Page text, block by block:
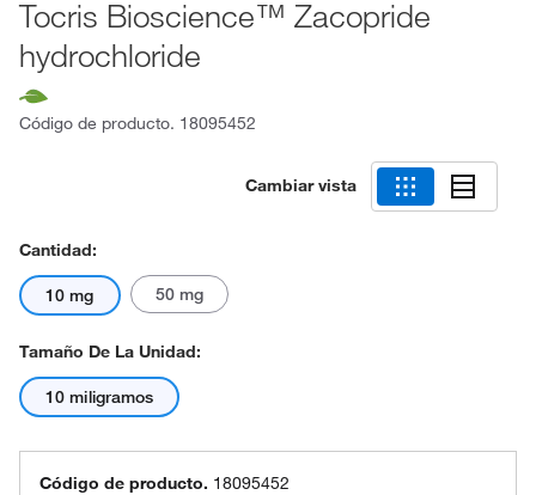
Tocris Bioscience™ Zacopride
hydrochloride
Código de producto. 18095452
Cambiar vista
Cantidad:
10 mg 50 mg
Tamaño De La Unidad:
10 miligramos
Código de producto. 18095452